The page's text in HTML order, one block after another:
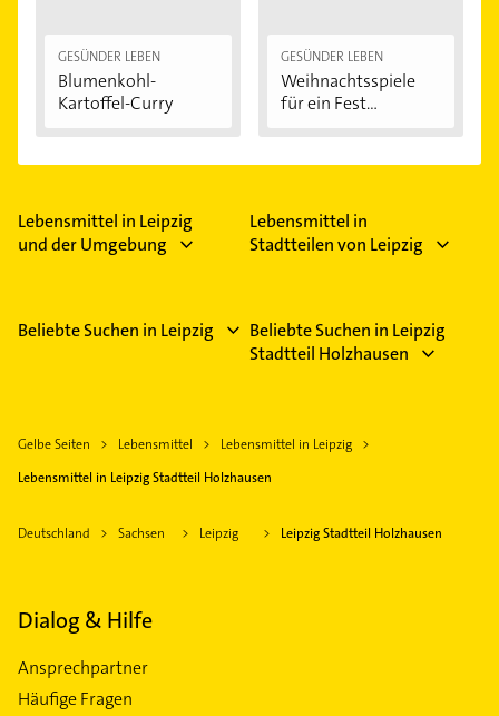
GESÜNDER LEBEN
Blumenkohl-
Kartoffel-Curry
GESÜNDER LEBEN
Weihnachtsspiele
für ein Fest...
Lebensmittel in Leipzig
und der Umgebung
Lebensmittel in
Stadtteilen von Leipzig
Beliebte Suchen in Leipzig
Beliebte Suchen in Leipzig
Stadtteil Holzhausen
Gelbe Seiten Lebensmittel
Lebensmittel in Leipzig
Lebensmittel in Leipzig Stadtteil Holzhausen
Deutschland Sachsen Leipzig Leipzig Stadtteil Holzhausen
Dialog & Hilfe
Ansprechpartner
Häufige Fragen